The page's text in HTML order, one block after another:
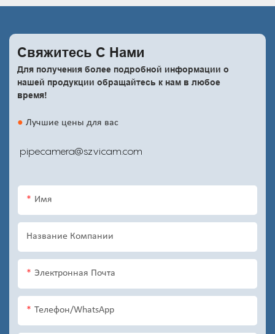
Свяжитесь С Нами
Для получения более подробной информации о
нашей продукции обращайтесь к нам в любое
время!
● Лучшие цены для вас
pipecamera@szvicam.com
Имя
Название Компании
Электронная Почта
Телефон/WhatsApp